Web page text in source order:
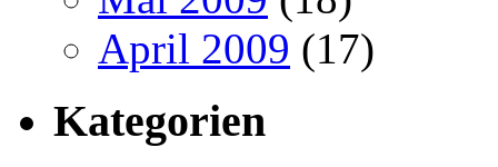
April 2009 (17)
Kategorien